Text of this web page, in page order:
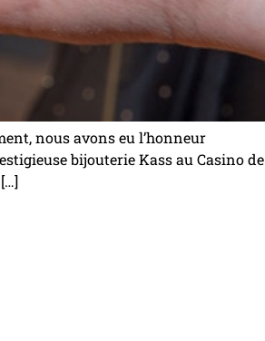
nous avons eu l’honneur
bijouterie Kass au Casino de